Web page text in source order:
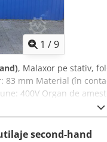
1 /9
, Malaxor pe stativ,
mm Material (în
400V Organ de
mm (reglabilă) Lățime
second-hand